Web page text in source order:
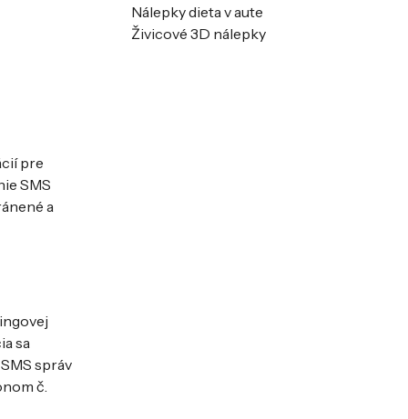
pre
SMS
a
sa
správ
č.
Nálepky dieta v aute
Živicové 3D nálepky